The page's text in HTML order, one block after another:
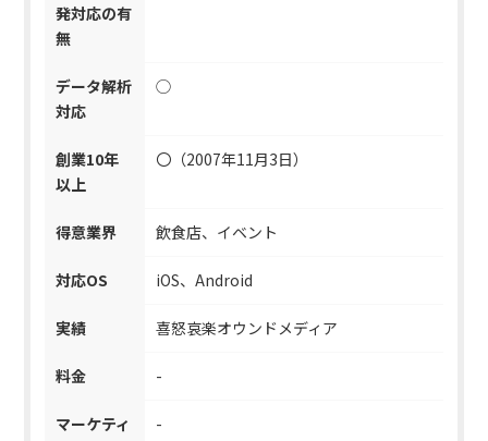
発対応の有
無
データ解析
対応
◯
創業10年
以上
〇（2007年11月3日）
得意業界 飲食店、イベント
対応OS iOS、Android
実績 喜怒哀楽オウンドメディア
料金 -
マーケティ
-